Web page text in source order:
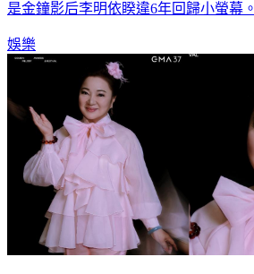
是金鐘影后李明依睽違6年回歸小螢幕。
娛樂